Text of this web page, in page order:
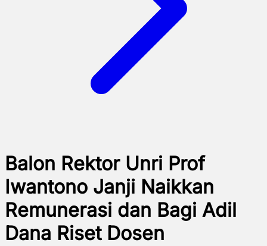
Balon Rektor Unri Prof
Iwantono Janji Naikkan
Remunerasi dan Bagi Adil
Dana Riset Dosen